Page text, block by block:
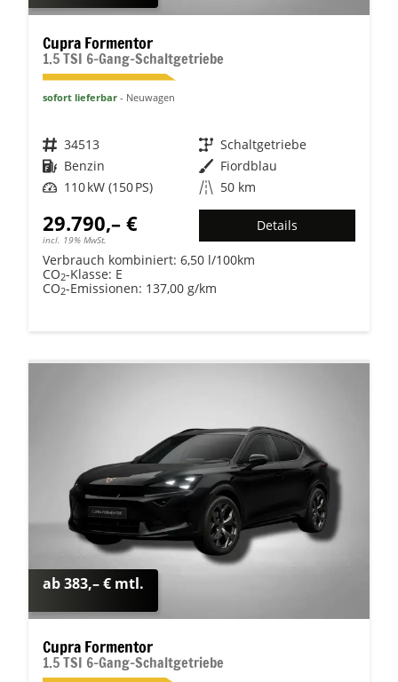
Cupra Formentor
1.5 TSI 6-Gang-Schaltgetriebe
sofort lieferbar Neuwagen
Fahrzeugnr. 34513 Getriebe Schaltgetriebe
Kraftstoff Benzin Außenfarbe Fiordblau
Leistung 110 kW (150 PS) Kilometerstand 50 km
29.790,– €
incl. 19% MwSt.
Details
Verbrauch kombiniert: 6,50 l/100km
CO2-Klasse: E
CO2-Emissionen: 137,00 g/km
ab 383,– € mtl.
Cupra Formentor
1.5 TSI 6-Gang-Schaltgetriebe